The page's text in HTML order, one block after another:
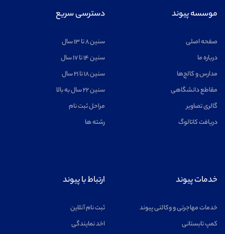
موسسه پیوند
صفحه اصلی
درباره ما
مدارس و کالج‌ها
مقاطع دانشگاهی
گالری تصاویر
دریافت کاتالوگ
دسترسی سریع
سنین ۸ تا ۱۳ سال
سنین ۱۴ تا ۱۷ سال
سنین ۱۸ تا ۲۱ سال
سنین ۲۲ سال به بالا
مراحل ثبت نام
رشته ها
خدمات پیوند
خدمات مهاجرتی و وکالتی پیوند
کمپ تابستانی
ارتباط با پیوند
ثبت نام آنلاین
اخد نمایندگی